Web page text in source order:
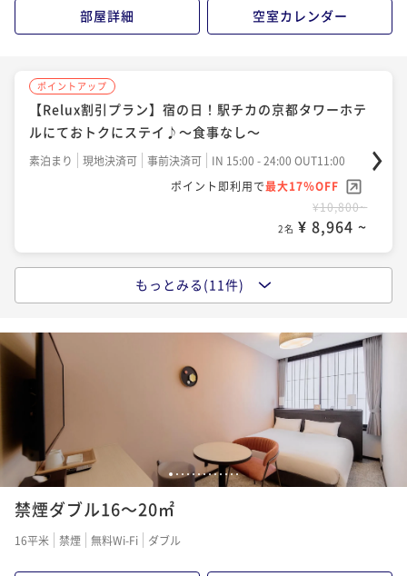
部屋詳細 空室カレンダー
ポイントアップ
【Relux割引プラン】宿の日！駅チカの京都タワーホテ
ルにておトクにステイ♪～食事なし～
素泊まり 現地決済可 事前決済可
IN 15:00 - 24:00 OUT11:00
ポイント即利用で最大17％OFF
¥10,800~
2名 ¥ 8,964 ~
今がおトク！【早トク♪】60日前のご予約でおトク
に！～食事なし～
素泊まり
IN 15:00 - 24:00 OUT11:00
ポイント即利用で
最大7％OFF
¥10,200~
2名 ¥ 9,486 ~
ポイントアップ
今がおトク！【早トク♪】30日前のご予約でおトク
に！～食事なし～
もっとみる(11件)
1 2 345678910 111213
禁煙ダブル16～20㎡
16平米 禁煙 無料Wi-Fi ダブル